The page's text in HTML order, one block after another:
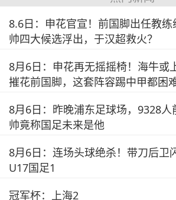
8.6日：申花官宣！前国脚出任教
帅四大候选浮出，于汉超救火？
8月6日：申花再无摇摇椅！海牛或
摧花前国脚，这套阵容踢中甲都困
8月6日：昨晚浦东足球场，9328人
帅竟称国足未来是他
8月6日：连场头球绝杀！带刀后卫
U17国足1
冠军杯：上海2